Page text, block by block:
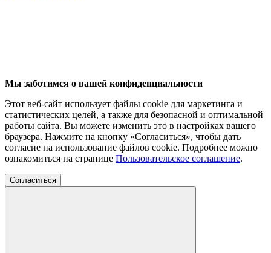
Мы заботимся о вашей конфиденциальности
Этот веб-сайт использует файлы cookie для маркетинга и
статистических целей, а также для безопасной и оптимальной
работы сайта. Вы можете изменить это в настройках вашего
браузера. Нажмите на кнопку «Согласиться», чтобы дать
согласие на использование файлов cookie. Подробнее можно
ознакомиться на странице Пользовательское соглашение.
Согласиться